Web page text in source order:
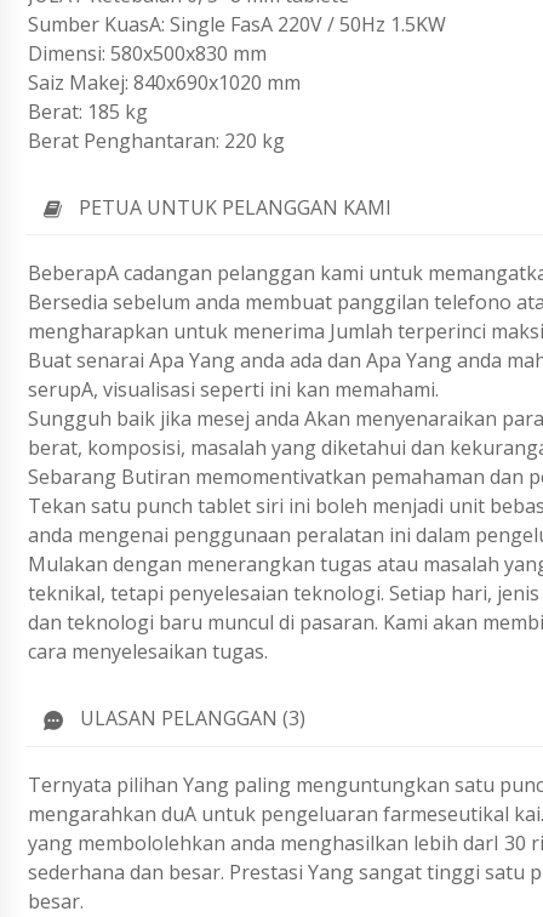
Sumber KuasA: Single FasA 220V / 50Hz 1.5KW
Dimensi: 580x500x830 mm
Saiz Makej: 840x690x1020 mm
Berat: 185 kg
Berat Penghantaran: 220 kg
PETUA UNTUK PELANGGAN KAMI
BeberapA cadangan pelanggan kami untuk
Bersedia sebelum anda membuat panggilan telefono
mengharapkan untuk menerima Jumlah terperinci
Buat senarai Apa Yang anda ada dan Apa Yang anda
serupA, visualisasi seperti ini kan memahami.
Sungguh baik jika mesej anda Akan menyenaraikan
berat, komposisi, masalah yang diketahui dan
Sebarang Butiran memomentivatkan pemahaman dan
Tekan satu punch tablet siri ini boleh menjadi unit
anda mengenai penggunaan peralatan ini dalam
Mulakan dengan menerangkan tugas atau masalah
teknikal, tetapi penyelesaian teknologi. Setiap hari,
dan teknologi baru muncul di pasaran. Kami akan
cara menyelesaikan tugas.
ULASAN PELANGGAN (3)
Ternyata pilihan Yang paling menguntungkan satu
mengarahkan duA untuk pengeluaran farmeseutikal
yang membololehkan anda menghasilkan lebih darI
sederhana dan besar. Prestasi Yang sangat tinggi satu
besar.